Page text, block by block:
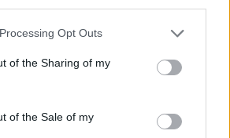
Opt Outs
of the Sharing of my
of the Sale of my
obbiettivo".
da romano romanista, parlo